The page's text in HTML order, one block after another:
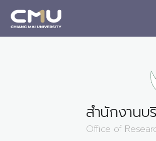
สำนักงานบ
Office of